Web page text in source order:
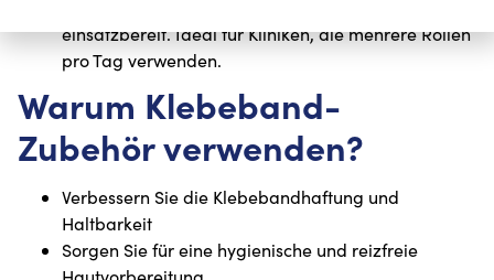
einsatzbereit. Ideal für Kliniken, die mehrere Rollen
pro Tag verwenden.
Warum Klebeband-
Zubehör verwenden?
Verbessern Sie die Klebebandhaftung und
Haltbarkeit
Sorgen Sie für eine hygienische und reizfreie